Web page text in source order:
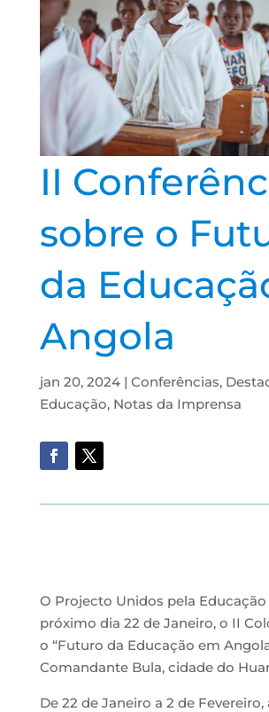
II
sobre o
da
Angola
jan 20, 2024| Conferências,
Educação, Notas da Imprensa
O Projecto Unidos pela Educação
próximo dia 22 de Janeiro, o II
o “Futuro da Educação em
Comandante Bula, cidade do
De 22 de Janeiro a 2 de